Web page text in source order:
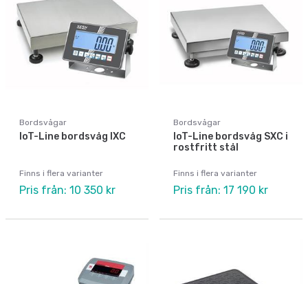
Bordsvågar
IoT-Line bordsvåg IXC
Finns i flera varianter
Pris från: 10 350 kr
Bordsvågar
IoT-Line bordsvåg SXC i
rostfritt stål
Finns i flera varianter
Pris från: 17 190 kr